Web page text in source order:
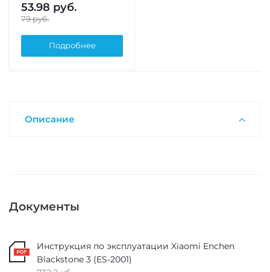
53.98 руб.
79руб.
Подробнее
Описание
Документы
Инструкция по эксплуатации Xiaomi Enchen
Blackstone 3 (ES-2001)